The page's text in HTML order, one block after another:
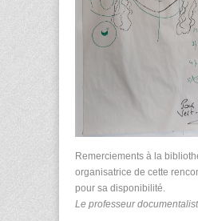
Remerciements à la
organisatrice de cette
pour sa disponibilité.
Le professeur